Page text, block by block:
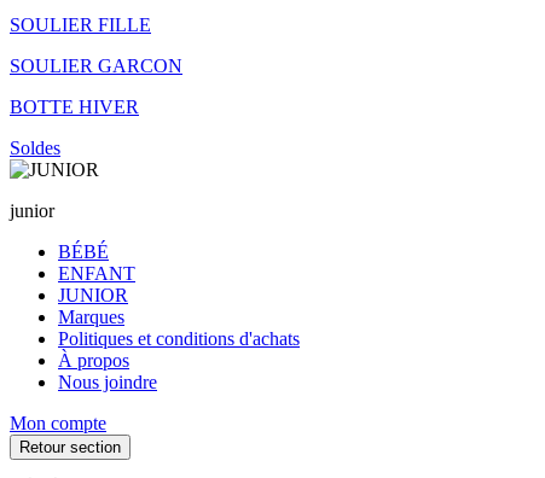
SOULIER FILLE
SOULIER GARCON
BOTTE HIVER
Soldes
junior
BÉBÉ
ENFANT
JUNIOR
Marques
Politiques et conditions d'achats
À propos
Nous joindre
Mon compte
Retour section